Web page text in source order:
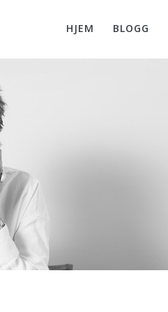
HJEM BLOGG